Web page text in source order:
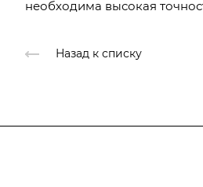
необходима высокая
Назад к списку